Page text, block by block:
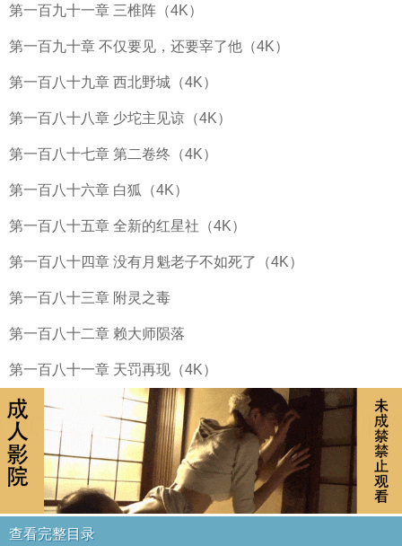
第一百九十一章 三椎阵（4K）
第一百九十章 不仅要见，还要宰了他（4K）
第一百八十九章 西北野城（4K）
第一百八十八章 少坨主见谅（4K）
第一百八十七章 第二卷终（4K）
第一百八十六章 白狐（4K）
第一百八十五章 全新的红星社（4K）
第一百八十四章 没有月魁老子不如死了（4K）
第一百八十三章 附灵之毒
第一百八十二章 赖大师陨落
第一百八十一章 天罚再现（4K）
查看完整目录